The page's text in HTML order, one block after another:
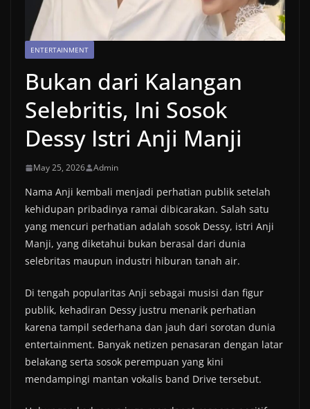
ENTERTAINMENT
Bukan dari Kalangan
Selebritis, Ini Sosok
Dessy Istri Anji Manji
May 25, 2026 Admin
Nama Anji kembali menjadi perhatian publik setelah
kehidupan pribadinya ramai dibicarakan. Salah satu
yang mencuri perhatian adalah sosok Dessy, istri Anji
Manji, yang diketahui bukan berasal dari dunia
selebritas maupun industri hiburan tanah air.
Di tengah popularitas Anji sebagai musisi dan figur
publik, kehadiran Dessy justru menarik perhatian
karena tampil sederhana dan jauh dari sorotan dunia
entertainment. Banyak netizen penasaran dengan latar
belakang serta sosok perempuan yang kini
mendampingi mantan vokalis band Drive tersebut.